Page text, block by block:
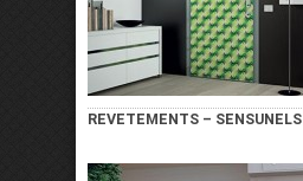
REVETEMENTS – SENSUNELS